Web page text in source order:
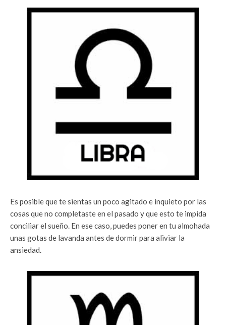
Es posible que te sientas un poco agitado e inquieto por las
cosas que no completaste en el pasado y que esto te impida
conciliar el sueño. En ese caso, puedes poner en tu almohada
unas gotas de lavanda antes de dormir para aliviar la
ansiedad.